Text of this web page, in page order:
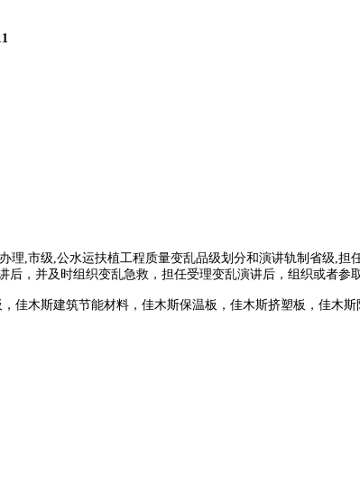
,市级,公水运扶植工程质量变乱品级划分和演讲轨制省级,担
，并及时组织变乱急救，担任受理变乱演讲后，组织或者参
佳木斯建筑节能材料，佳木斯保温板，佳木斯挤塑板，佳木